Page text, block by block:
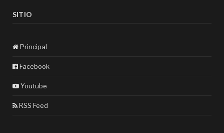
SITIO
Principal
Facebook
Youtube
RSS Feed